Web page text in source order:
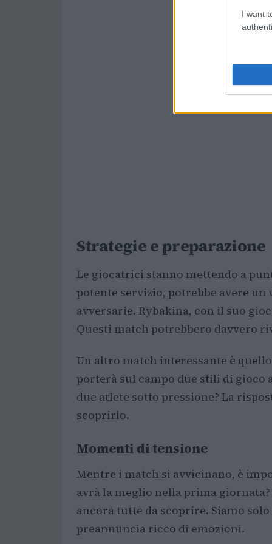
I want
Strategie e preparazione
Le giocatrici stanno mettendo a
potente servizio, potrebbe avere
avversarie. Rybakina, con il suo
Questi match potrebbero davvero
Un altro match interessante è
porterà sul campo due stili di gioco
due atlete sotto pressione? La
scoprirlo.
Momenti di tensione
Mentre i match si avvicinano, è
avrà la meglio nella prima
ancora tutte da scoprire. Siamo
preannuncia ricco di emozioni.